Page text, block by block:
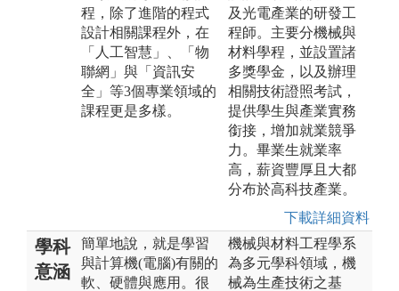
程，除了進階的程式
設計相關課程外，在
「人工智慧」、「物
聯網」與「資訊安
全」等3個專業領域的
課程更是多樣。
及光電產業的研發工
程師。主要分機械與
材料學程，並設置諸
多獎學金，以及辦理
相關技術證照考試，
提供學生與產業實務
銜接，增加就業競爭
力。畢業生就業率
高，薪資豐厚且大都
分布於高科技產業。
下載詳細資料
學科
意涵
簡單地說，就是學習
與計算機(電腦)有關的
軟、硬體與應用。很
機械與材料工程學系
為多元學科領域，機
械為生產技術之基